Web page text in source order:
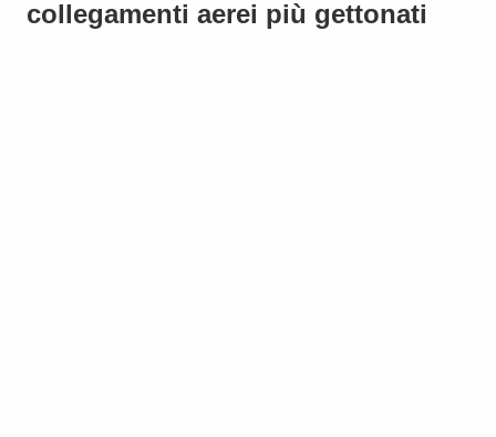
collegamenti aerei più gettonati